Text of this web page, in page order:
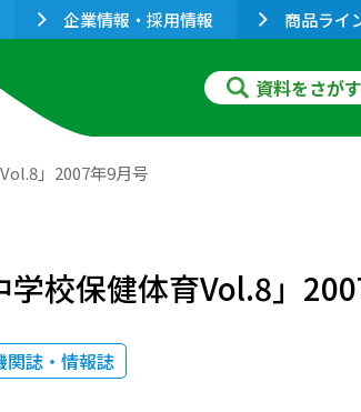
企業情報・採用情報 商品ライ
資料をさがす
」2007年9月号
校保健体育Vol.8」
関誌・情報誌